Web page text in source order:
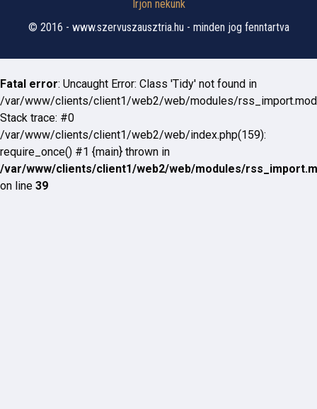
Írjon nekünk
© 2016 - www.szervuszausztria.hu - minden jog fenntartva
Fatal error: Uncaught Error: Class 'Tidy' not found in
/var/www/clients/client1/web2/web/modules/
Stack trace: #0
/var/www/clients/client1/web2/web/index.php(159):
require_once() #1 {main} thrown in
/var/www/clients/client1/web2/web/modules/
on line 39